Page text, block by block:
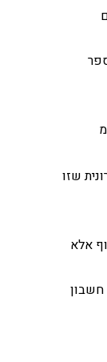
שזו
אלא